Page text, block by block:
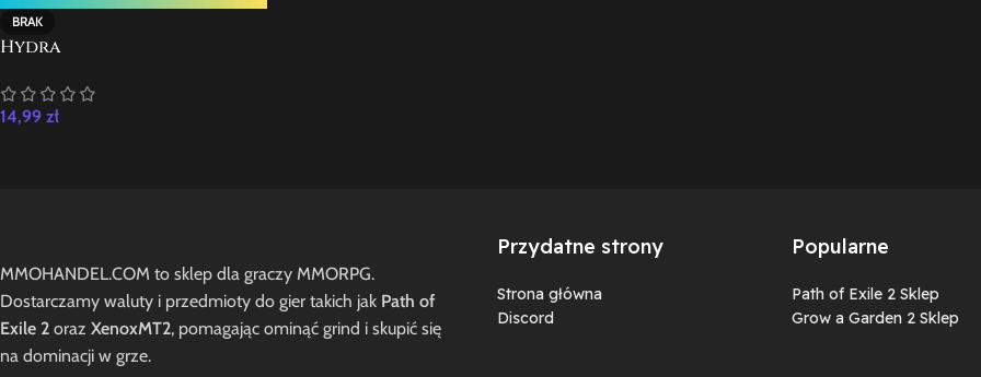
BRAK
Hydra
14,99 zł
MMOHANDEL.COM to sklep dla graczy MMORPG.
Dostarczamy waluty i przedmioty do gier takich jak Path of
Exile 2 oraz XenoxMT2, pomagając ominąć grind i skupić się
na dominacji w grze.
Przydatne strony
Strona główna
Discord
Popularne
Path of Exile 2 Sklep
Grow a Garden 2 Sklep